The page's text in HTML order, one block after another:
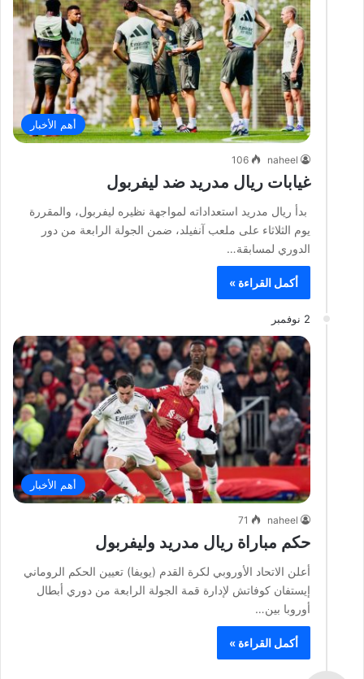
أهم الأخبار
naheel
106
غيابات ريال مدريد ضد ليفربول
بدأ ريال مدريد استعداداته لمواجهة نظيره ليفربول، والمقررة
يوم الثلاثاء على ملعب آنفيلد، ضمن الجولة الرابعة من دور
الدوري لمسابقة…
أكمل القراءة »
2 نوفمبر
أهم الأخبار
naheel
71
حكم مباراة ريال مدريد وليفربول
أعلن الاتحاد الأوروبي لكرة القدم (يويفا) تعيين الحكم الروماني
إيستفان كوفاتش لإدارة قمة الجولة الرابعة من دوري أبطال
أوروبا بين…
أكمل القراءة »